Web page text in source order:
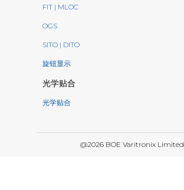
FIT | MLOC
OGS
SITO | DITO
旋钮显示
光学贴合
光学贴合
@2026 BOE Varitronix Limited